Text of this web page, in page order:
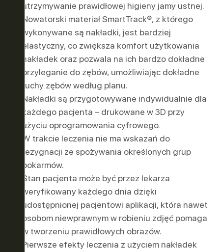
utrzymywanie prawidłowej higieny jamy ustnej.
Nowatorski materiał SmartTrack®, z którego
wykonywane są nakładki, jest bardziej
elastyczny, co zwiększa komfort użytkowania
nakładek oraz pozwala na ich bardzo dokładne
przyleganie do zębów, umożliwiając dokładne
ruchy zębów według planu.
Nakładki są przygotowywane indywidualnie dla
każdego pacjenta – drukowane w 3D przy
użyciu oprogramowania cyfrowego.
W trakcie leczenia nie ma wskazań do
rezygnacji ze spożywania określonych grup
pokarmów.
Stan pacjenta może być przez lekarza
weryfikowany każdego dnia dzięki
udostępnionej pacjentowi aplikacji, która nawet
osobom niewprawnym w robieniu zdjęć pomaga
w tworzeniu prawidłowych obrazów.
Pierwsze efekty leczenia z użyciem nakładek